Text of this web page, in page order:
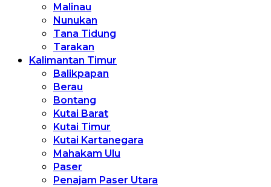
Malinau
Nunukan
Tana Tidung
Tarakan
Kalimantan Timur
Balikpapan
Berau
Bontang
Kutai Barat
Kutai Timur
Kutai Kartanegara
Mahakam Ulu
Paser
Penajam Paser Utara